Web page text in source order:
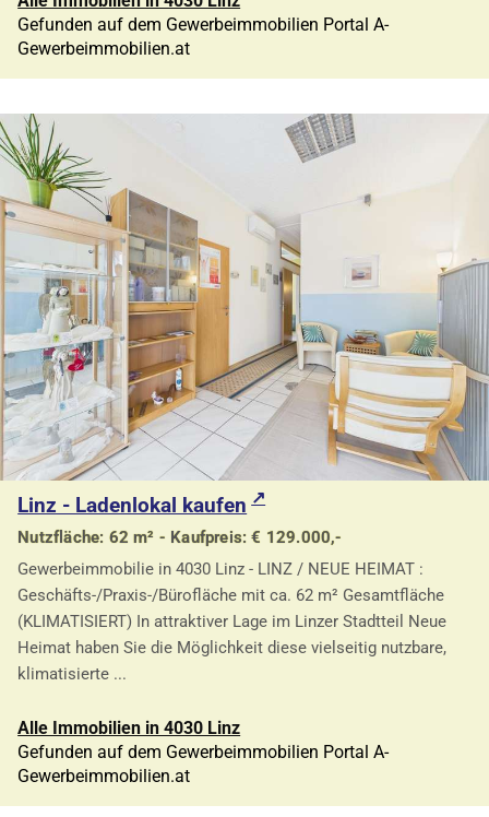
Gefunden auf dem Gewerbeimmobilien Portal A-
Gewerbeimmobilien.at
Linz - Ladenlokal kaufen
Nutzfläche: 62 m² - Kaufpreis: € 129.000,-
Gewerbeimmobilie in 4030 Linz - LINZ / NEUE HEIMAT :
Geschäfts-/Praxis-/Bürofläche mit ca. 62 m² Gesamtfläche
(KLIMATISIERT) In attraktiver Lage im Linzer Stadtteil Neue
Heimat haben Sie die Möglichkeit diese vielseitig nutzbare,
klimatisierte ...
Alle Immobilien in 4030 Linz
Gefunden auf dem Gewerbeimmobilien Portal A-
Gewerbeimmobilien.at